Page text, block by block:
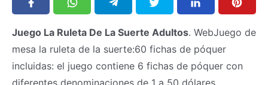
Juego La Ruleta De La Suerte Adultos. WebJuego de
mesa la ruleta de la suerte:60 fichas de póquer
incluidas: el juego contiene 6 fichas de póquer con
diferentes denominaciones de 1 a 50 dólares.